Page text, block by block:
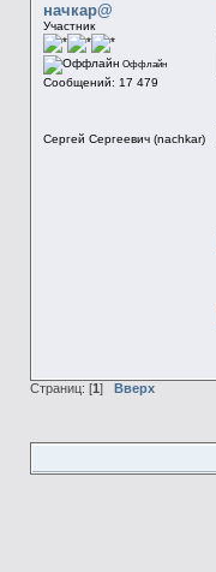
начкар@
Участник
Оффлайн
Сообщений: 17 479
Сергей Сергеевич (nachkar)
Страниц: [1] Вверх